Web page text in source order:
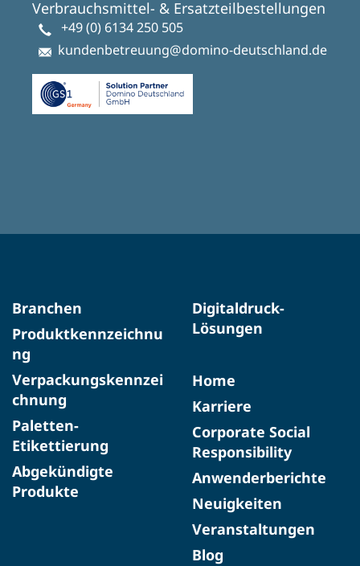
Verbrauchsmittel- & Ersatzteilbestellungen
+49 (0) 6134 250 505
kundenbetreuung@domino-deutschland.de
Branchen
Produktkennzeichnu
ng
Verpackungskennzei
chnung
Paletten-
Etikettierung
Abgekündigte
Produkte​
Digitaldruck-
Lösungen
Home
Karriere
Corporate Social
Responsibility
Anwenderberichte
Neuigkeiten
Veranstaltungen
Blog